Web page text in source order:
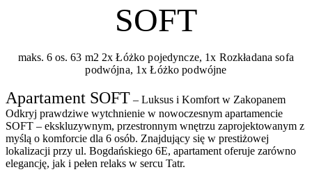
SOFT
maks. 6 os.63 m2 2x Łóżko pojedyncze, 1x Rozkładana sofa
podwójna, 1x Łóżko podwójne
Apartament SOFT – Luksus i Komfort w Zakopanem
Odkryj prawdziwe wytchnienie w nowoczesnym apartamencie
SOFT – ekskluzywnym, przestronnym wnętrzu zaprojektowanym z
myślą o komforcie dla 6 osób. Znajdujący się w prestiżowej
lokalizacji przy ul. Bogdańskiego 6E, apartament oferuje zarówno
elegancję, jak i pełen relaks w sercu Tatr.